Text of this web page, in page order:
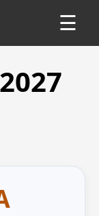
☰
2027